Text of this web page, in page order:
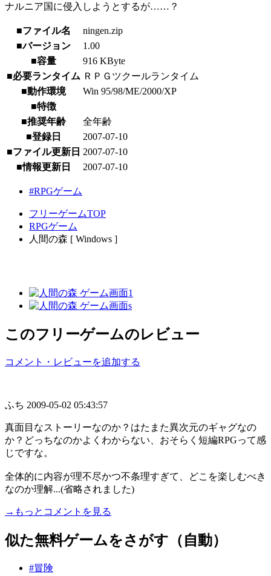
ナルニア国に侵入しようとするが……？
■ファイル名
ningen.zip
■バージョン
1.00
■容量
916 KByte
■必要ランタイム ＲＰＧツクールランタイム
■動作環境
Win 95/98/ME/2000/XP
■特徴
■推奨年齢
全年齢
■登録日
2007-07-10
■ファイル更新日 2007-07-10
■情報更新日
2007-07-10
#RPGゲーム
フリーゲームTOP
RPGゲーム
人間の森 [ Windows ]
このフリーゲームのレビュー
コメント・レビューを追加する
ふち 2009-05-02 05:43:57
真面目なストーリーなのか？はたまた異次元のギャグなの
か？どっちなのかよくわからない、おそらく短編RPGって感
じですな。
全体的に内容が理不尽かつ不条理すぎて、どこを楽しむべき
なのか理解...(省略されました)
→もっとコメントを見る
似た無料ゲームをさがす（自動）
#冒険